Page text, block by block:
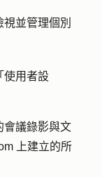
並管理個別
使用者設
會議錄影與文
上建立的所